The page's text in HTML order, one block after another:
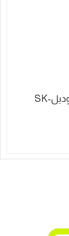
مكواه شعر سوكاني ديجيتال موديلSK-